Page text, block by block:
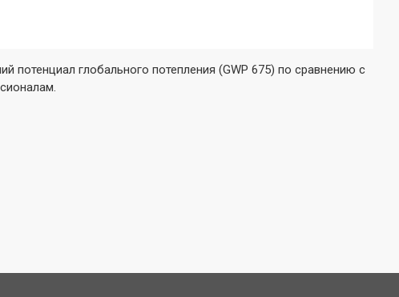
потенциал глобального потепления (GWP 675) по сравнению с